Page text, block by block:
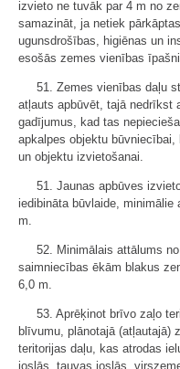
izvieto ne tuvāk par 4 m no
samazināt, ja netiek
ugunsdrošības, higiēnas un
esošās zemes vienības
51. Zemes vienības daļu
atļauts apbūvēt, tajā nedrīkst
gadījumus, kad tas
apkalpes objektu
un objektu izvietošanai.
51. Jaunas apbūves
iedibināta būvlaide,
m.
52. Minimālais attālums
saimniecības ēkām blakus
6,0 m.
53. Aprēķinot brīvo zaļo
blīvumu, plānotajā (atļautajā)
teritorijas daļu, kas atrodas
joslās, tauvas joslās,